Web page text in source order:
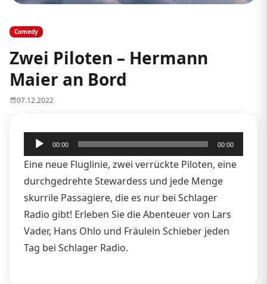
Comedy
Zwei Piloten – Hermann
Maier an Bord
07.12.2022
Audio-
Player
00:00 00:00
Eine neue Fluglinie, zwei verrückte Piloten, eine
durchgedrehte Stewardess und jede Menge
skurrile Passagiere, die es nur bei Schlager
Radio gibt! Erleben Sie die Abenteuer von Lars
Vader, Hans Ohlo und Fräulein Schieber jeden
Tag bei Schlager Radio.